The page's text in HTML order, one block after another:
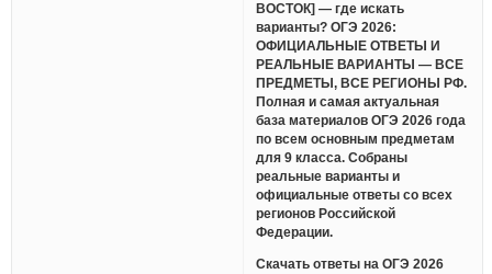
ВОСТОК] — где искать
варианты? ОГЭ 2026:
ОФИЦИАЛЬНЫЕ ОТВЕТЫ И
РЕАЛЬНЫЕ ВАРИАНТЫ — ВСЕ
ПРЕДМЕТЫ, ВСЕ РЕГИОНЫ РФ.
Полная и самая актуальная
база материалов ОГЭ 2026 года
по всем основным предметам
для 9 класса. Собраны
реальные варианты и
официальные ответы со всех
регионов Российской
Федерации.
Скачать ответы на ОГЭ 2026